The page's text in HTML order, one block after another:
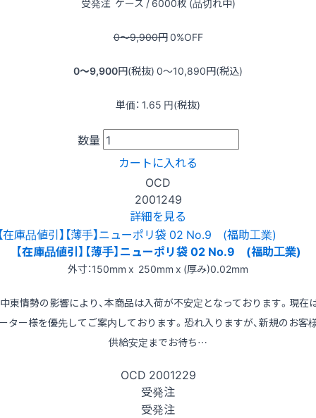
0〜9,900円0%OFF
0〜9,900円(税抜) 0〜10,890円(税込)
単価： 1.65 円(税抜)
数量
カートに入れる
OCD
2001249
詳細を見る
【在庫品値引】【薄手】ニューポリ袋 02 No.9 (福助工業)
外寸：150mm x 250mm x (厚み)0.02mm
東情勢の影響により、本商品は入荷が不安定となっております。現在
ター様を優先してご案内しております。恐れ入りますが、新規のお客
供給安定までお待ち…
OCD 2001229
受発注
受発注